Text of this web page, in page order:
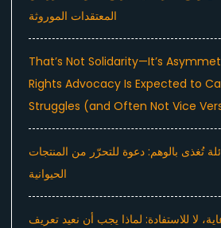
المعتقدات الموروثة
That’s Not Solidarity—It’s
Rights Advocacy Is Expected to
Struggles (and Often Not Vice
تُغذى بالوهم: دعوة للتحرّر من المنتجات
الحيوانية
لا للاستفادة: لماذا يجب أن نعيد تعريف